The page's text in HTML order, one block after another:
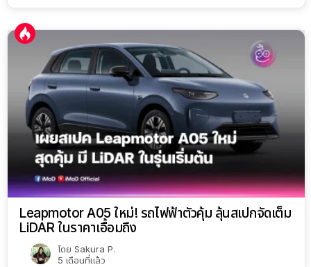
Leapmotor A05 ใหม่! รถไฟฟ้าตัวคุ้ม ลุ้นสเปกจัดเต็ม
LiDAR ในราคาเอื้อมถึง
โดย Sakura P.
5 เดือนที่แล้ว